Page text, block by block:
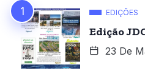
EDIÇÕES
Edição
23 De